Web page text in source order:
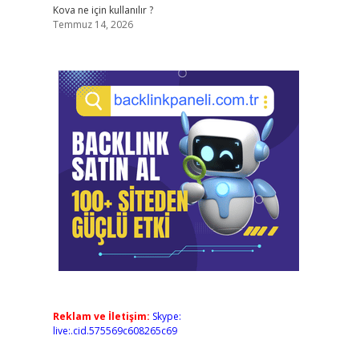
Kova ne için kullanılır ?
Temmuz 14, 2026
Reklam ve İletişim: Skype:
live:.cid.575569c608265c69